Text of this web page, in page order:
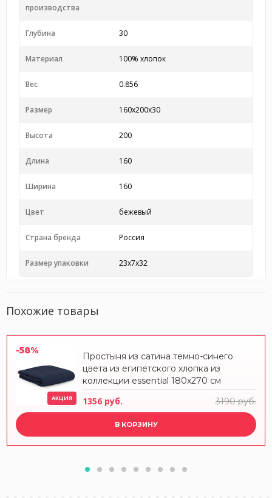
производства
Глубина 30
Материал 100% хлопок
Вес 0.856
Размер 160x200x30
Высота 200
Длина 160
Ширина 160
Цвет бежевый
Страна бренда Россия
Размер упаковки 23x7x32
Похожие товары
-58%
АКЦИЯ
Простыня из сатина темно-синего
цвета из египетского хлопка из
коллекции essential 180х270 см
1356 руб. 3190 руб.
В КОРЗИНУ